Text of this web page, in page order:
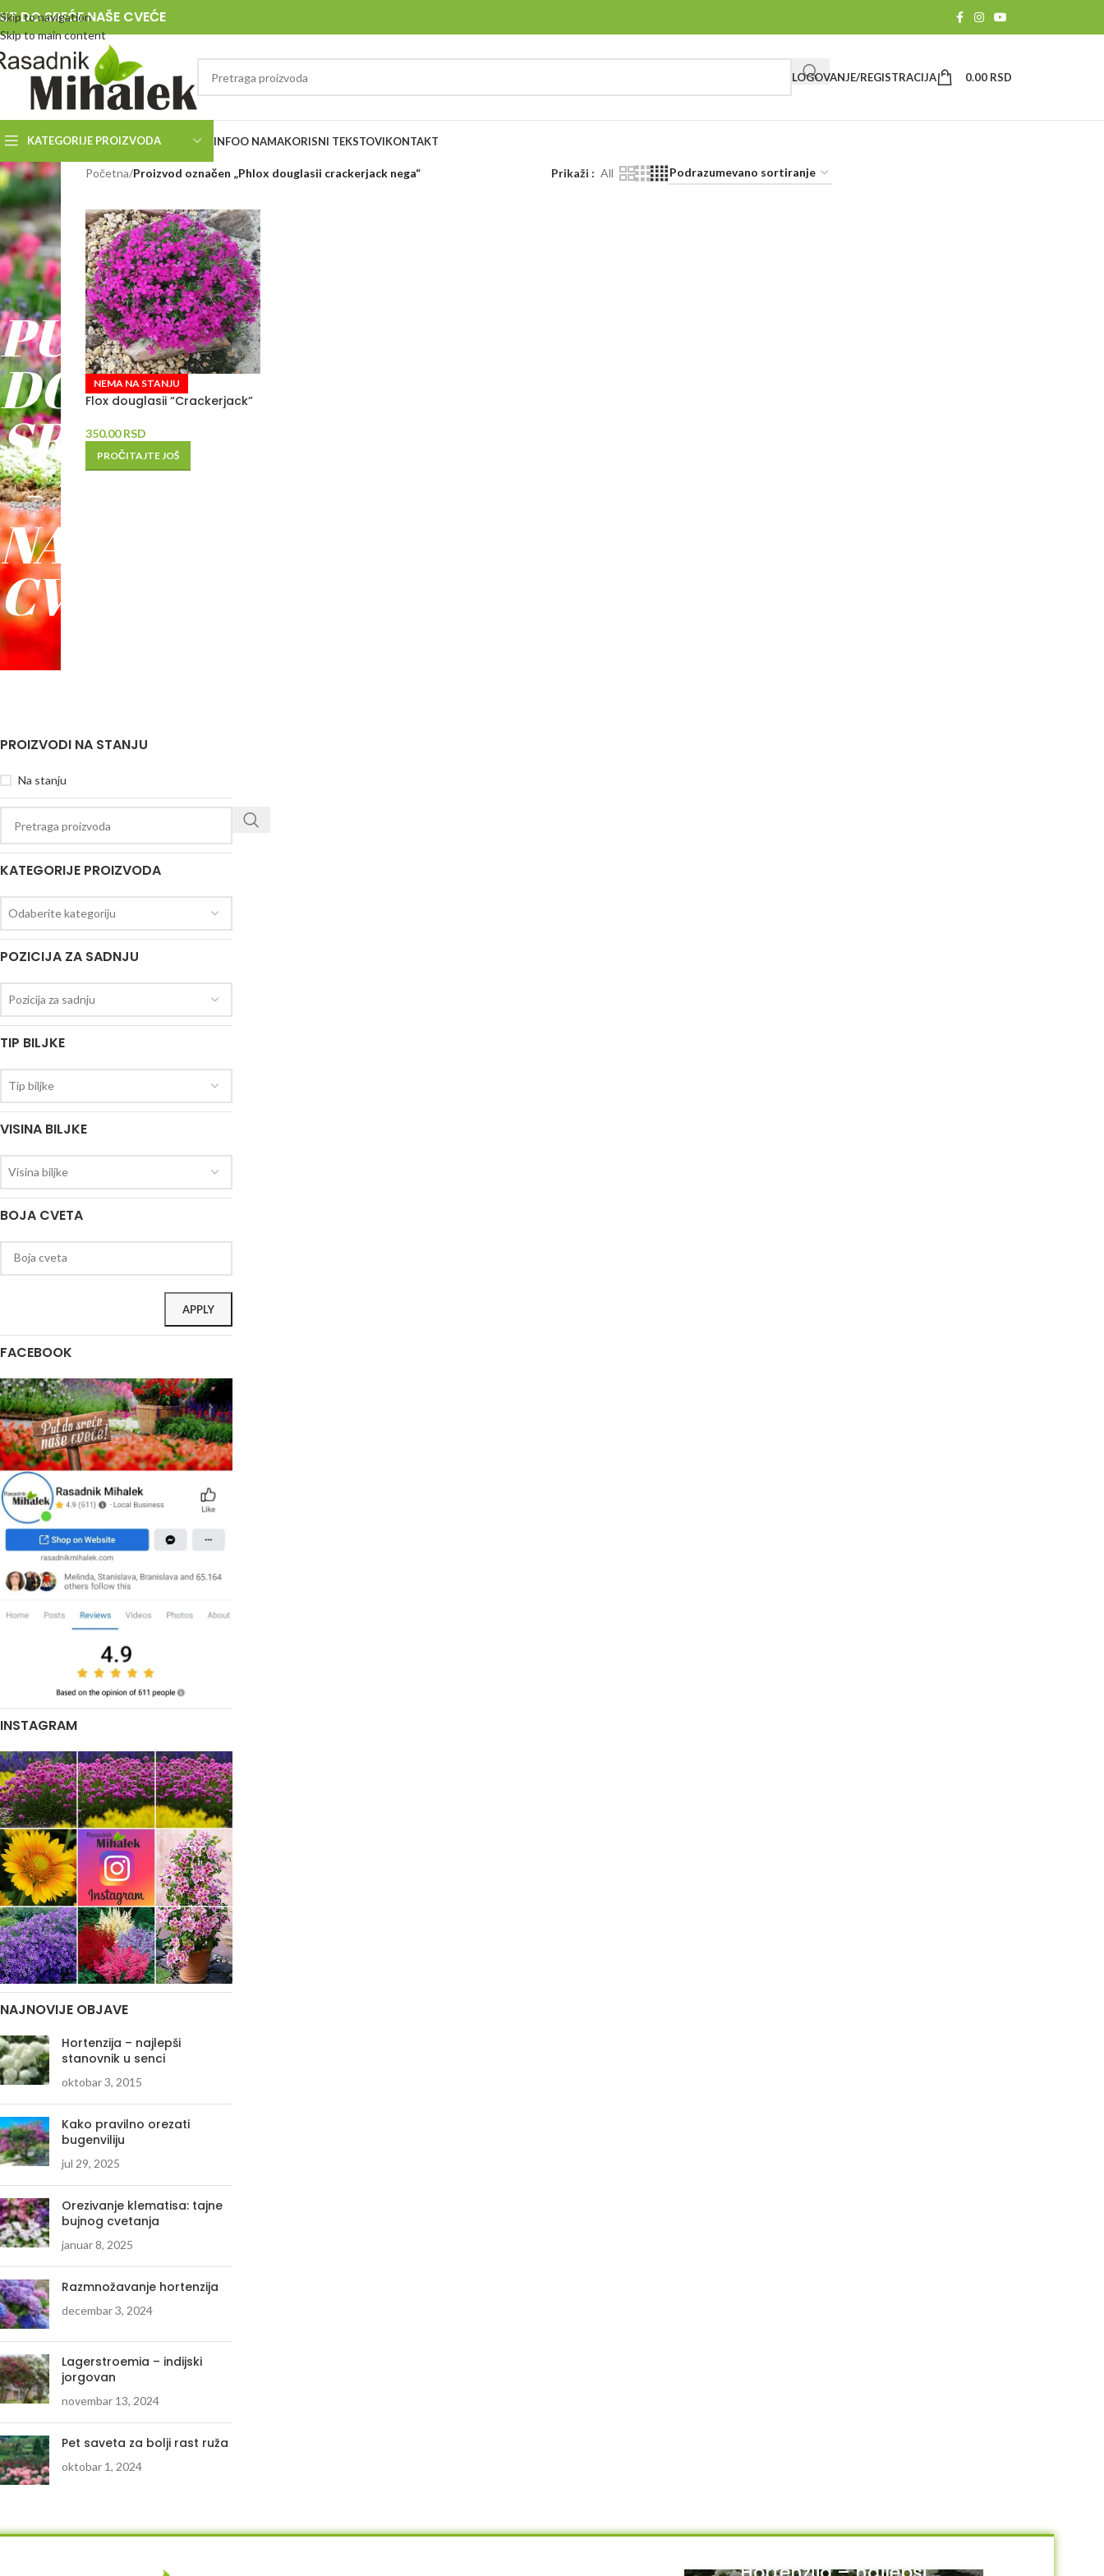
Skip to navigation
Skip to main content
DO SREĆE NAŠE CVEĆE
LOGOVANJE/REGISTRACIJA 0.00 RSD
KATEGORIJE PROIZVODA INFOO NAMAKORISNI TEKSTOVIKONTAKT
RASADNIK
MIHALEK
PUT
DO
SREĆE
-
NAŠE
CVEĆE
Početna/Proizvod označen „Phlox douglasii crackerjack nega“ Prikaži All
NEMA NA STANJU
Flox douglasii “Crackerjack”
350.00RSD
PROČITAJTE JOŠ
PROIZVODI NA STANJU
Na stanju
KATEGORIJE PROIZVODA
Odaberite kategoriju
POZICIJA ZA SADNJU
Pozicija za sadnju
TIP BILJKE
Tip biljke
VISINA BILJKE
Visina biljke
BOJA CVETA
APPLY
FACEBOOK
INSTAGRAM
NAJNOVIJE OBJAVE
Hortenzija – najlepši
stanovnik u senci
oktobar 3, 2015
Kako pravilno orezati
bugenviliju
jul 29, 2025
Orezivanje klematisa: tajne
bujnog cvetanja
januar 8, 2025
Razmnožavanje hortenzija
decembar 3, 2024
Lagerstroemia – indijski
jorgovan
novembar 13, 2024
Pet saveta za bolji rast ruža
oktobar 1, 2024